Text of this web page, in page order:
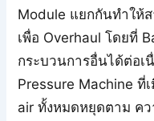
Module แยกกันทำให้
เพื่อ Overhaul โดยที่
กระบวนการอื่นได้ต่อเ
Pressure Machine ที่
air ทั้งหมดหยุดตาม ค